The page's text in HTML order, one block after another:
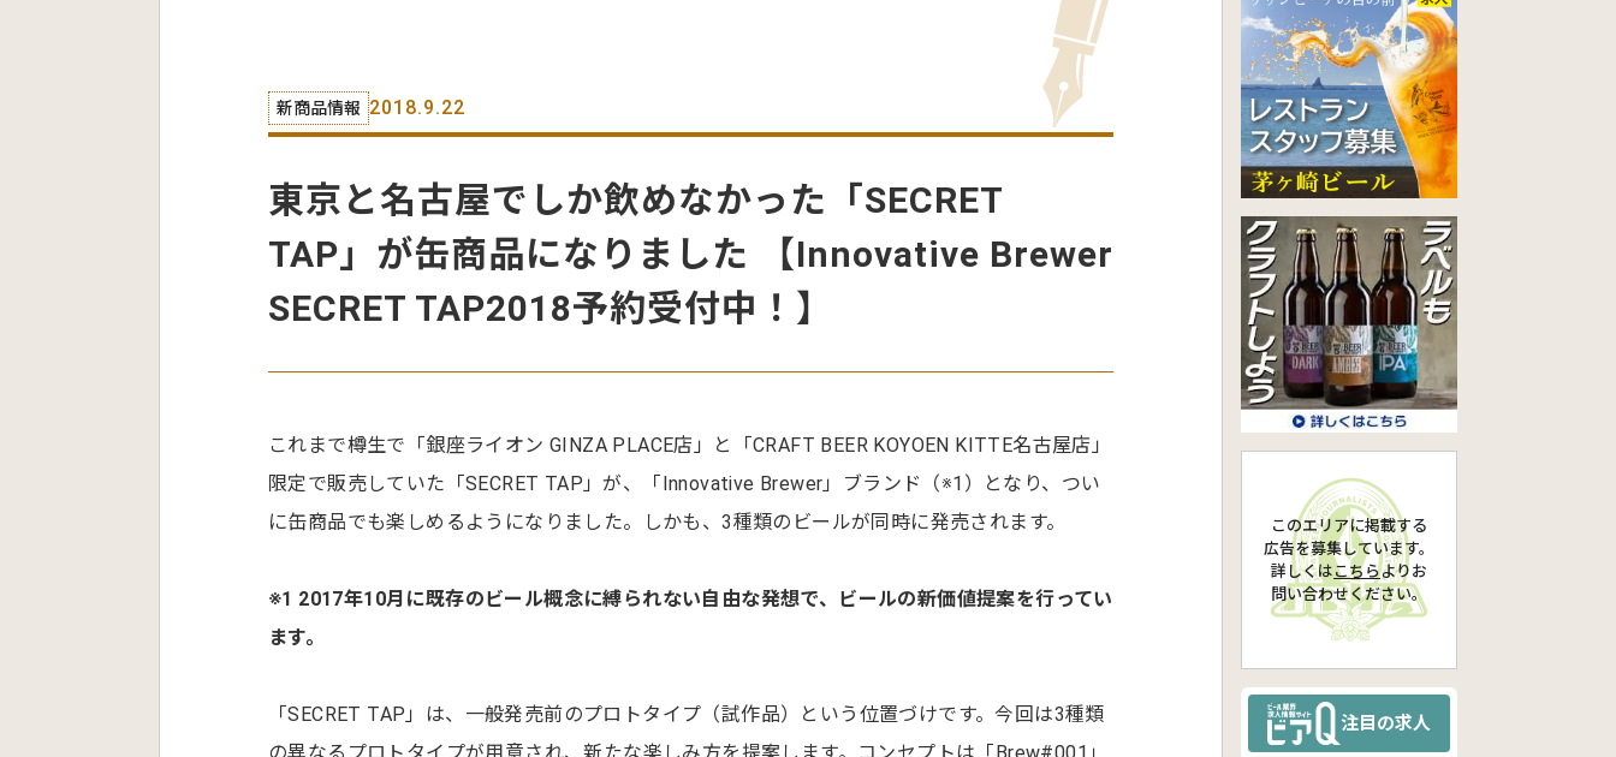
新商品情報 2018.9.22
東京と名古屋でしか飲めなかった「SECRET
TAP」が缶商品になりました 【Innovative Brewer
SECRET TAP2018予約受付中！】
これまで樽生で「銀座ライオン GINZA PLACE店」と「CRAFT BEER KOYOEN KITTE名古屋店」
限定で販売していた「SECRET TAP」が、「Innovative Brewer」ブランド（※1）となり、つい
に缶商品でも楽しめるようになりました。しかも、3種類のビールが同時に発売されます。
※1 2017年10月に既存のビール概念に縛られない自由な発想で、ビールの新価値提案を行ってい
ます。
「SECRET TAP」は、一般発売前のプロトタイプ（試作品）という位置づけです。今回は3種類
このエリアに掲載する
広告を募集しています。
詳しくは こちらより お
問い合わせください。
注目の求人